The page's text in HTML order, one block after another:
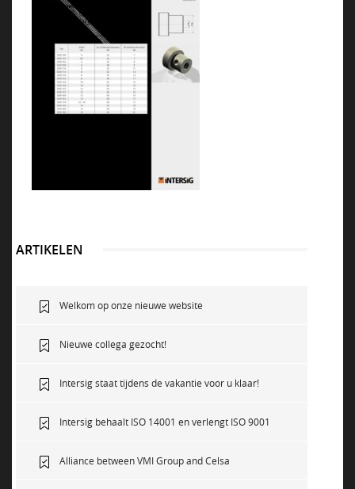
VACATURES
ARTIKELEN
Welkom op onze nieuwe website
Nieuwe collega gezocht!
Intersig staat tijdens de vakantie voor u klaar!
Intersig behaalt ISO 14001 en verlengt ISO 9001
Alliance between VMI Group and Celsa